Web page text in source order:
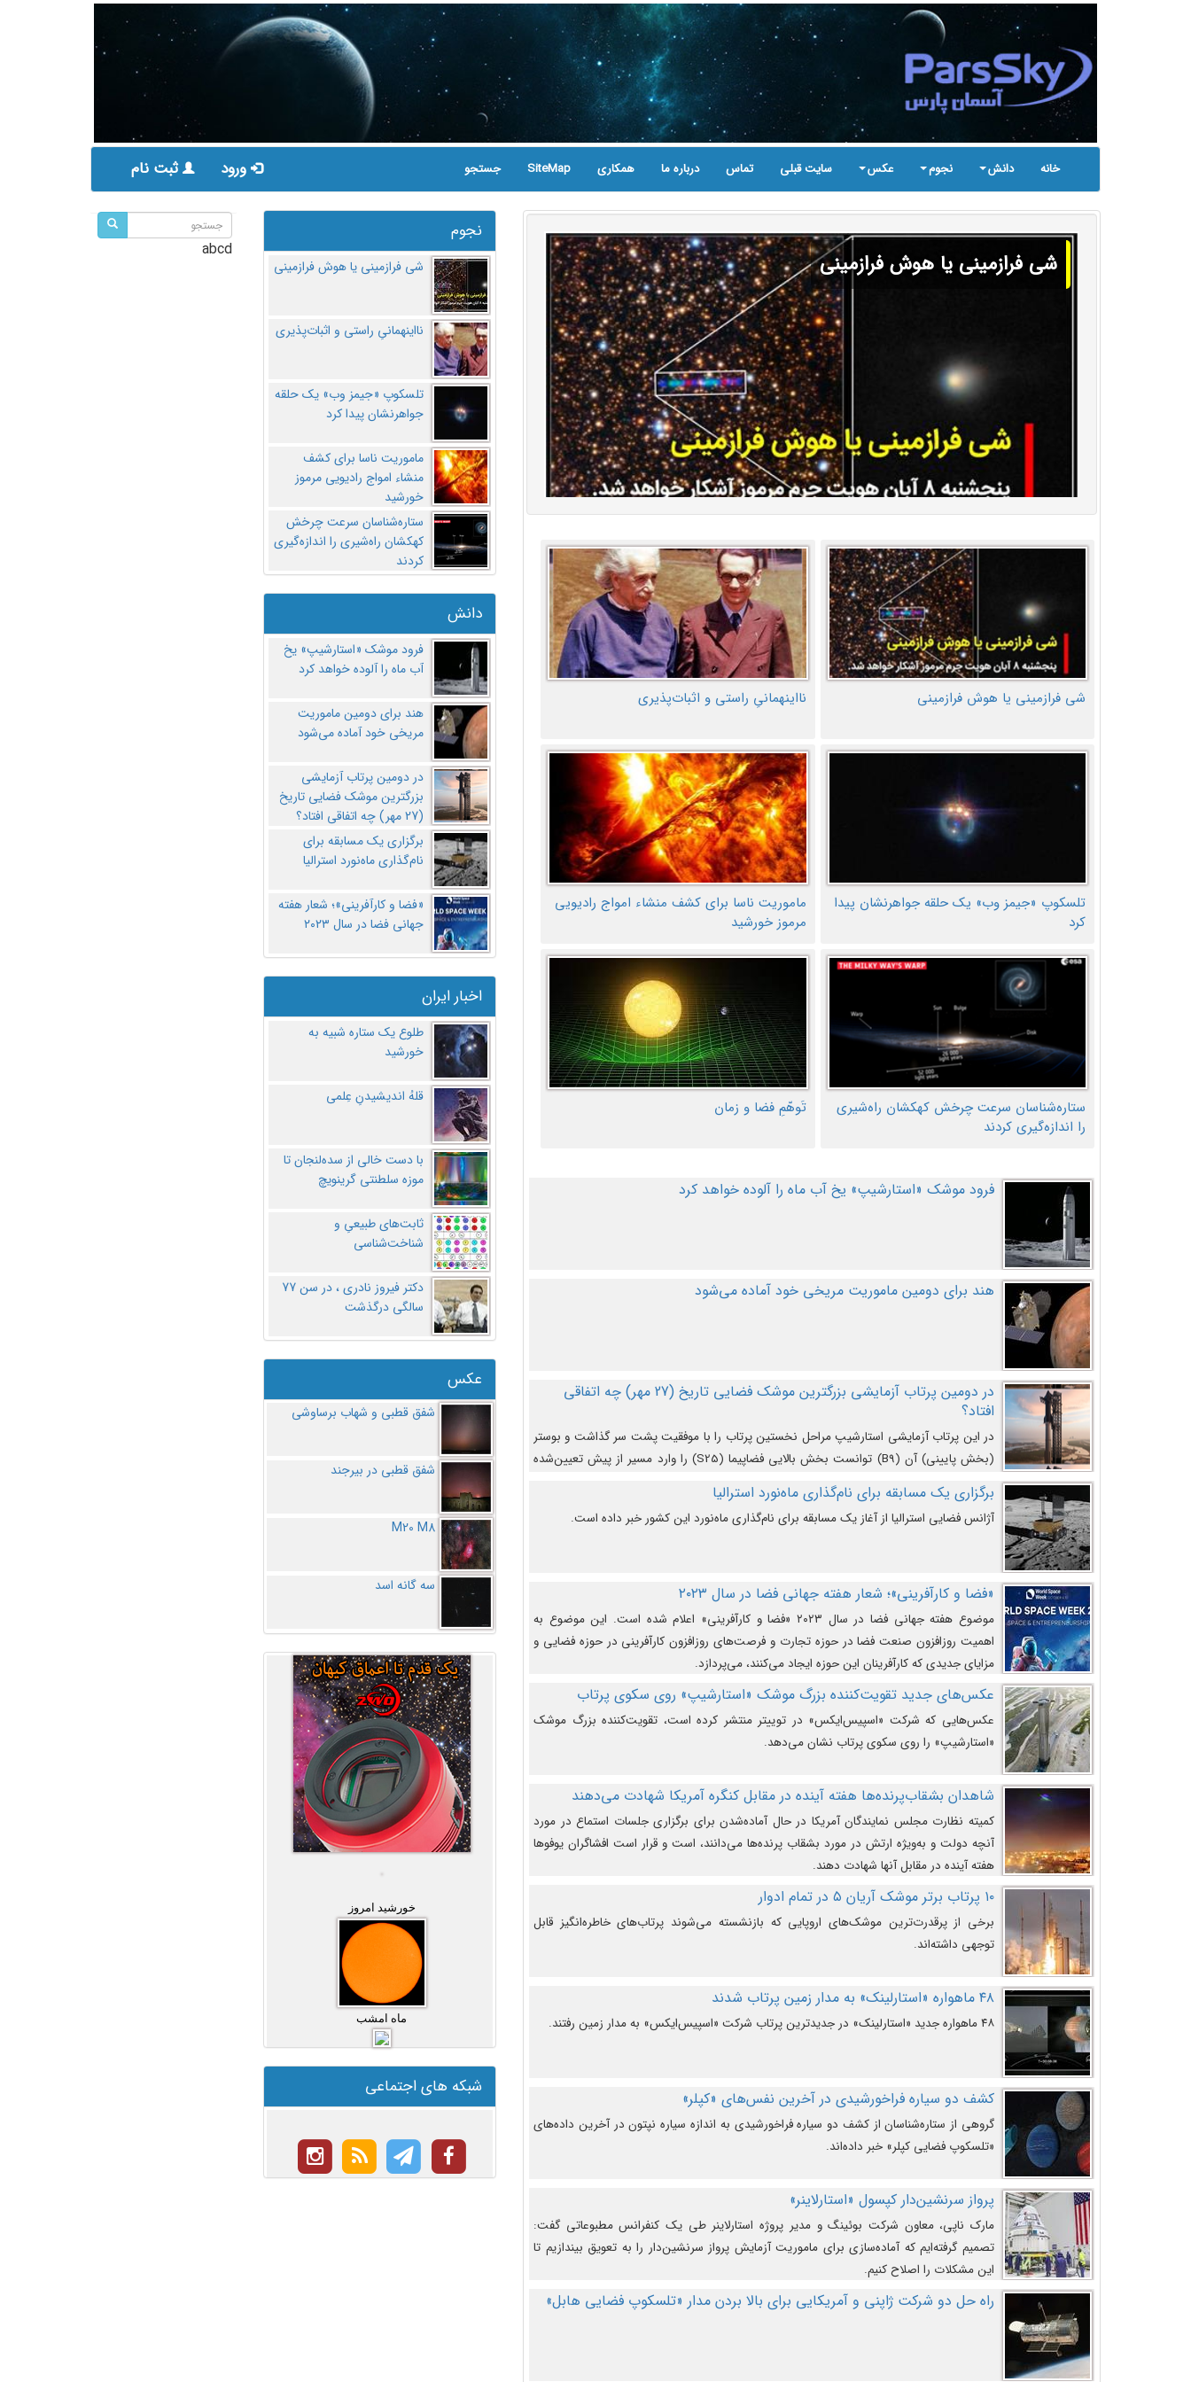
خانه دانش نجوم عکس سایت قبلی تماس درباره ما همکاری SiteMap جستجو ورود ثبت نام
شی فرازمینی یا هوش فرازمینی
شی فرازمینی یا هوش فرازمینی نااینهمانیِ راستی و اثبات‌پذیری
تلسکوپ «جیمز وب» یک حلقه جواهرنشان پیدا
کرد
ماموریت ناسا برای کشف منشاء امواج رادیویی
مرموز خورشید
ستاره‌شناسان سرعت چرخش کهکشان راه‌شیری
را اندازه‌گیری کردند
تَوهّمِ فضا و زمان
فرود موشک «استارشیپ» یخ آب ماه را آلوده خواهد کرد
هند برای دومین ماموریت مریخی خود آماده می‌شود
در دومین پرتاب آزمایشی بزرگترین موشک فضایی تاریخ (27 مهر‌) چه اتفاقی
افتاد؟
در این پرتاب آزمایشی استارشیپ مراحل نخستین پرتاب را با موفقیت پشت سر گذاشت و بوستر
(بخش پایینی) آن (B9) توانست بخش بالایی فضاپیما (S25) را وارد مسیر از پیش تعیین‌شده
کند و سپس با یک مکانیزم جدید با موفقیت از آن جدا شود. ‌
برگزاری یک مسابقه برای نام‌گذاری ماه‌نورد استرالیا
آژانس فضایی استرالیا از آغاز یک مسابقه برای نام‌گذاری ماه‌نورد این کشور خبر داده است.
«فضا و کارآفرینی»؛ شعار هفته جهانی فضا در سال ۲۰۲۳
موضوع هفته جهانی فضا در سال ۲۰۲۳ «فضا و کارآفرینی» اعلام شده است. این موضوع به
اهمیت روزافزون صنعت فضا در حوزه تجارت و فرصت‌های روزافزون کارآفرینی در حوزه فضایی و
مزایای جدیدی که کارآفرینان این حوزه ایجاد می‌کنند، می‌پردازد.
عکس‌های جدید تقویت‌کننده بزرگ موشک «استارشیپ» روی سکوی پرتاب
عکس‌هایی که شرکت «اسپیس‌ایکس» در توییتر منتشر کرده است، تقویت‌کننده بزرگ موشک
«استارشیپ» را روی سکوی پرتاب نشان می‌دهد.
شاهدان بشقاب‌پرنده‌ها هفته آینده در مقابل کنگره آمریکا شهادت می‌دهند
کمیته نظارت مجلس نمایندگان آمریکا در حال آماده‌شدن برای برگزاری جلسات استماع در مورد
آنچه دولت و به‌ویژه ارتش در مورد بشقاب پرنده‌ها می‌دانند، است و قرار است افشاگران یوفوها
هفته آینده در مقابل آنها شهادت دهند.
۱۰ پرتاب برتر موشک آریان ۵ در تمام ادوار
برخی از پرقدرت‌ترین موشک‌های اروپایی که بازنشسته می‌شوند پرتاب‌های خاطره‌انگیز قابل
توجهی داشته‌اند.
۴۸ ماهواره «استارلینک» به مدار زمین پرتاب شدند
۴۸ ماهواره جدید «استارلینک» در جدیدترین پرتاب شرکت «اسپیس‌ایکس» به مدار زمین رفتند.
کشف دو سیاره فراخورشیدی در آخرین نفس‌های «کپلر»
گروهی از ستاره‌شناسان از کشف دو سیاره فراخورشیدی به اندازه سیاره نپتون در آخرین داده‌های
«تلسکوپ فضایی کپلر» خبر داده‌اند.
پرواز سرنشین‌دار کپسول «استارلاینر»
مارک ناپی، معاون شرکت بوئینگ و مدیر پروژه استارلاینر طی یک کنفرانس مطبوعاتی گفت:
تصمیم گرفته‌ایم که آماده‌سازی برای ماموریت آزمایش پرواز سرنشین‌دار را به تعویق بیندازیم تا
این مشکلات را اصلاح کنیم.
راه حل دو شرکت ژاپنی و آمریکایی برای بالا بردن مدار «تلسکوپ فضایی هابل»
نجوم
شی فرازمینی یا هوش فرازمینی
نااینهمانیِ راستی و اثبات‌پذیری
تلسکوپ «جیمز وب» یک حلقه
جواهرنشان پیدا کرد
ماموریت ناسا برای کشف
منشاء امواج رادیویی مرموز
خورشید
ستاره‌شناسان سرعت چرخش
کهکشان راه‌شیری را اندازه‌گیری
کردند
دانش
فرود موشک «استارشیپ» یخ
آب ماه را آلوده خواهد کرد
هند برای دومین ماموریت
مریخی خود آماده می‌شود
در دومین پرتاب آزمایشی
بزرگترین موشک فضایی تاریخ
(27 مهر‌) چه اتفاقی افتاد؟
برگزاری یک مسابقه برای
نام‌گذاری ماه‌نورد استرالیا
«فضا و کارآفرینی»؛ شعار هفته
جهانی فضا در سال ۲۰۲۳
اخبار ایران
طلوع یک ستاره شبیه به
خورشید
قلهُ اندیشیدنِ عِلمی
با دست خالی از سده‌لنجان تا
موزه سلطنتی گرینویچ
ثابت‌های طبیعیِ و
شناخت‌شناسی
دکتر فیروز نادری ، در سن 77
سالگی درگذشت
عکس
شفق قطبی و شهاب برساوشی
شفق قطبی در بیرجند
M20 M8
سه گانه اسد
خورشید امروز
ماه امشب
شبکه های اجتماعی
abcd